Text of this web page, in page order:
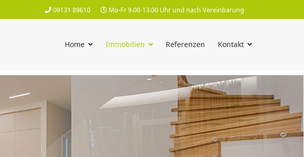
09131 89610 Mo-Fr 9.00-13.00 Uhr und nach Vereinbarung
Home Immobilien Referenzen Kontakt